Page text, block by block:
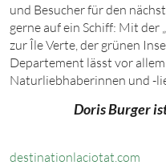
und Besucher für den
gerne auf ein Schiff: Mit der
zur Île Verte, der grünen
Departement lässt vor
Naturliebhaberinnen und -
Doris Burger
destinationlaciotat.com